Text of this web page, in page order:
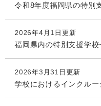
令和8年度福岡県の特別
2026年4月1日更新
福岡県内の特別支援学校
2026年3月31日更新
学校におけるインクルー